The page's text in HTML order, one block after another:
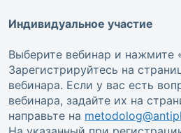
Индивидуальное участие
Выберите вебинар и нажмите
Зарегистрируйтесь на
вебинара. Если у вас есть
вебинара, задайте их на
направьте на